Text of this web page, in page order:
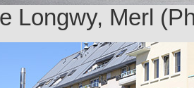
Longwy, Merl